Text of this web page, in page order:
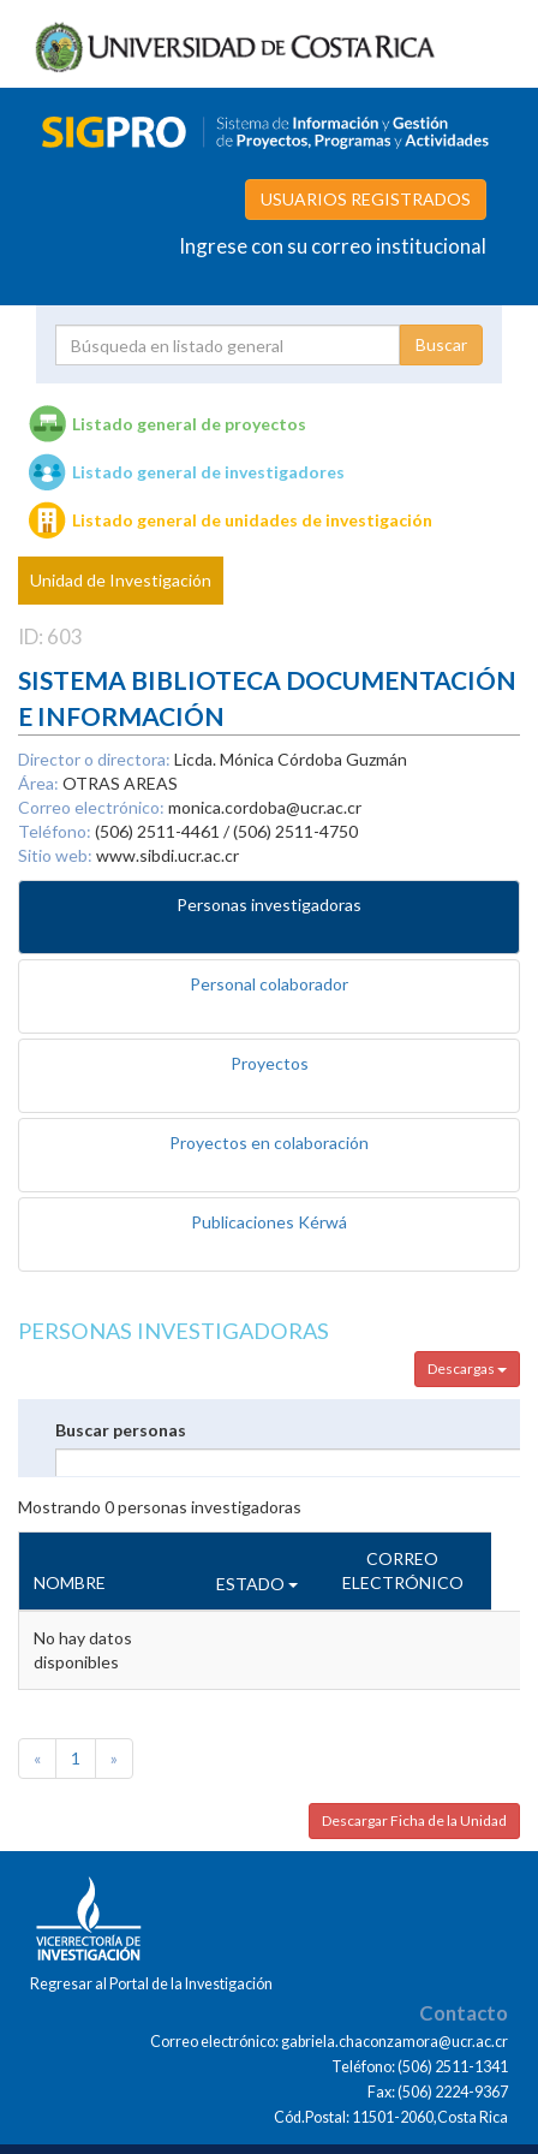
USUARIOS REGISTRADOS
Ingrese con su correo institucional
Unidades de investigación
Listado general de proyectos
Listado general de investigadores
Listado general de unidades de investigación
Unidad de Investigación
ID: 603
SISTEMA BIBLIOTECA DOCUMENTACIÓN
E INFORMACIÓN
Director o directora: Licda. Mónica Córdoba Guzmán
Área: OTRAS AREAS
Correo electrónico: monica.cordoba@ucr.ac.cr
Teléfono: (506) 2511-4461 / (506) 2511-4750
Sitio web: www.sibdi.ucr.ac.cr
Personas investigadoras
Personal colaborador
Proyectos
Proyectos en colaboración
Publicaciones Kérwá
PERSONAS INVESTIGADORAS
Descargas
Buscar personas
Mostrando 0personas investigadoras
NOMBRE ESTADO
CORREO
ELECTRÓNICO
No hay datos
disponibles
« 1 »
Descargar Ficha de la Unidad
Regresar al Portal de la Investigación
Contacto
Correo electrónico: gabriela.chaconzamora@ucr.ac.cr
Teléfono: (506) 2511-1341
Fax: (506) 2224-9367
Cód.Postal: 11501-2060,Costa Rica